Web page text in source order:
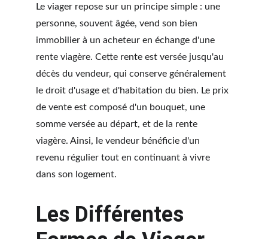
Le viager repose sur un principe simple : une
personne, souvent âgée, vend son bien
immobilier à un acheteur en échange d'une
rente viagère. Cette rente est versée jusqu'au
décès du vendeur, qui conserve généralement
le droit d'usage et d'habitation du bien. Le prix
de vente est composé d'un bouquet, une
somme versée au départ, et de la rente
viagère. Ainsi, le vendeur bénéficie d'un
revenu régulier tout en continuant à vivre
dans son logement.
Les Différentes